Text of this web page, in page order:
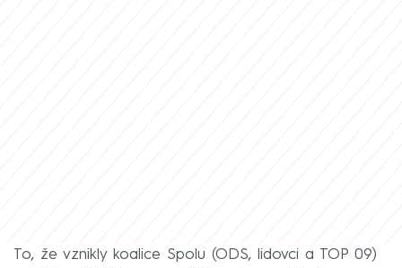
To, že vznikly koalice Spolu (ODS, lidovci a TOP 09)